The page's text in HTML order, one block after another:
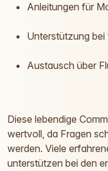
Anleitungen für
Unterstützung
Austausch über
Diese lebendige
wertvoll, da Fragen
werden. Viele
unterstützen bei den